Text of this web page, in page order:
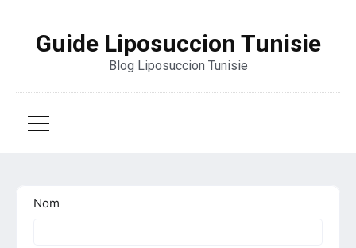
Guide Liposuccion Tunisie
Blog Liposuccion Tunisie